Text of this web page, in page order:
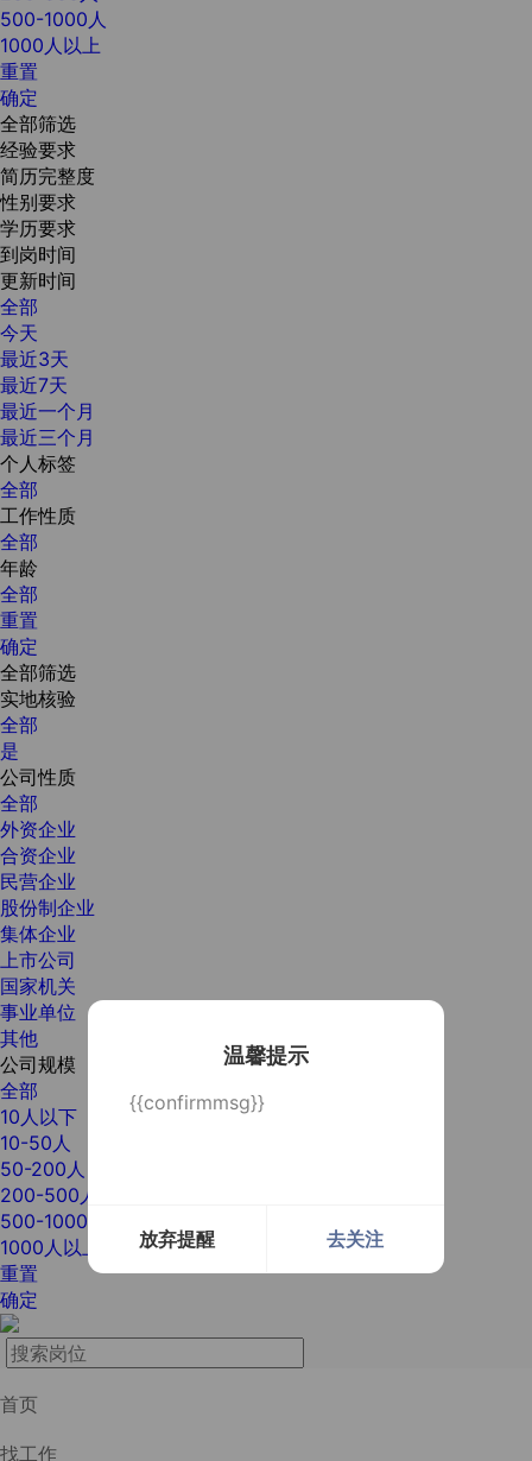
温馨提示
{{confirmmsg}}
放弃提醒 去关注
500-1000人
1000人以上
重置
确定
全部筛选
经验要求
简历完整度
性别要求
学历要求
到岗时间
更新时间
全部
今天
最近3天
最近7天
最近一个月
最近三个月
个人标签
全部
工作性质
全部
年龄
全部
重置
确定
全部筛选
实地核验
全部
是
公司性质
全部
外资企业
合资企业
民营企业
股份制企业
集体企业
上市公司
国家机关
事业单位
其他
公司规模
全部
10人以下
10-50人
50-200人
200-500人
500-1000人
1000人以上
重置
确定
首页
找工作